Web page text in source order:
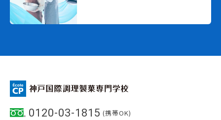
0120-03-1815 (携帯OK)